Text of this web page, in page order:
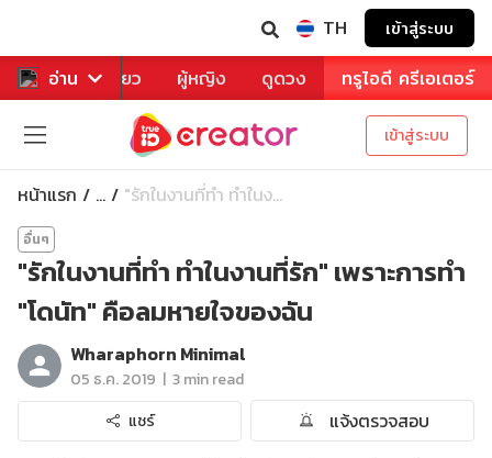
TH เข้าสู่ระบบ
อ่าน
หาร ท่องเที่ยว ผู้หญิง ดูดวง ทรูไอดี ครีเอเตอร์
เข้าสู่ระบบ
หน้าแรก ... "รักในงานที่ทำ ทำในง...
อื่นๆ
"รักในงานที่ทำ ทำในงานที่รัก" เพราะการทำ
"โดนัท" คือลมหายใจของฉัน
Wharaphorn Minimal
05 ธ.ค. 2019 | 3 min read
แชร์
แจ้งตรวจสอบ